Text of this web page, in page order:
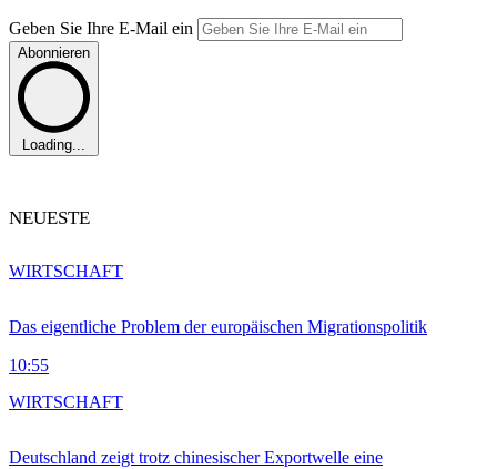
Geben Sie Ihre E-Mail ein
Abonnieren
Loading...
NEUESTE
Das eigentliche Problem der europäischen Migrationspolitik
10:55
WIRTSCHAFT
Deutschland zeigt trotz chinesischer Exportwelle eine
WIRTSCHAFT